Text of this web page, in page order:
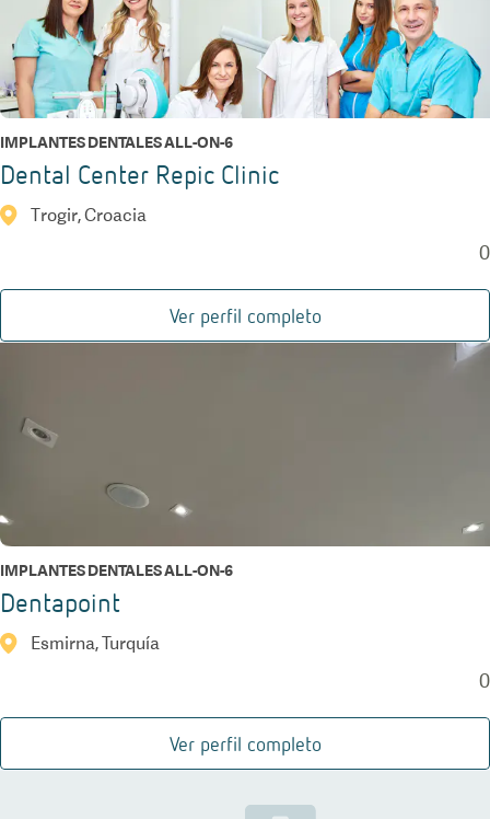
IMPLANTES DENTALES ALL-ON-6
Dental Center Repic Clinic
Trogir, Croacia
0
Ver perfil completo
IMPLANTES DENTALES ALL-ON-6
Dentapoint
Esmirna, Turquía
0
Ver perfil completo